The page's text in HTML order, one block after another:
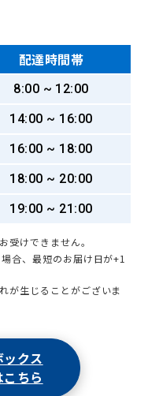
配達時間帯
8:00 ~ 12:00
14:00 ~ 16:00
16:00 ~ 18:00
18:00 ~ 20:00
19:00 ~ 21:00
けできません。
合、最短のお届け日が+1
が生じることがございま
クス
ちら